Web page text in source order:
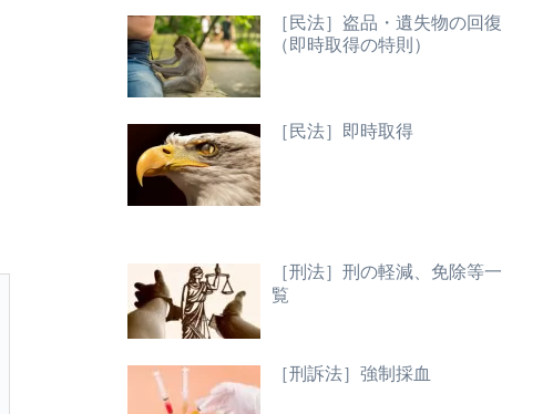
［民法］盗品・遺失物の回復
（即時取得の特則）
［民法］即時取得
［刑法］刑の軽減、免除等一
覧
［刑訴法］強制採血